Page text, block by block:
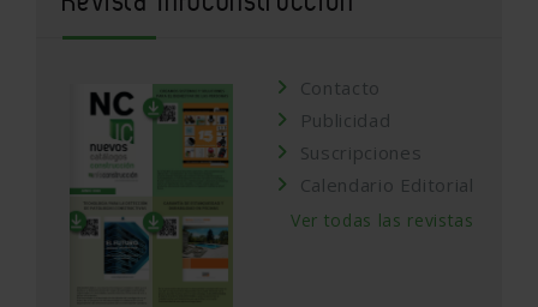
Contacto
Publicidad
Suscripciones
Calendario Editorial
Ver todas las revistas